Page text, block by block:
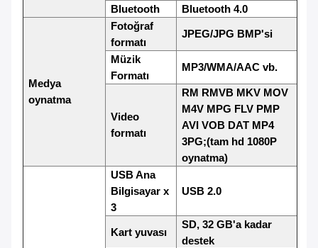
Bluetooth Bluetooth 4.0
Medya
oynatma
Fotoğraf
formatı
JPEG/JPG BMP'si
Müzik
Formatı
MP3/WMA/AAC vb.
Video
formatı
RM RMVB MKV MOV
M4V MPG FLV PMP
AVI VOB DAT MP4
3PG;(tam hd 1080P
oynatma)
USB Ana
Bilgisayar x
3
USB 2.0
Kart yuvası
SD, 32 GB'a kadar
destek